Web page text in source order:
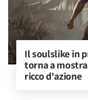
Il soulslike in
torna a
ricco d'azione